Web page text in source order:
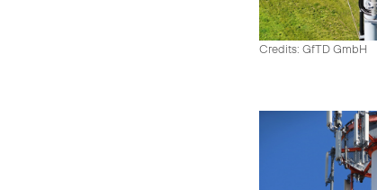
Credits: GfTD GmbH